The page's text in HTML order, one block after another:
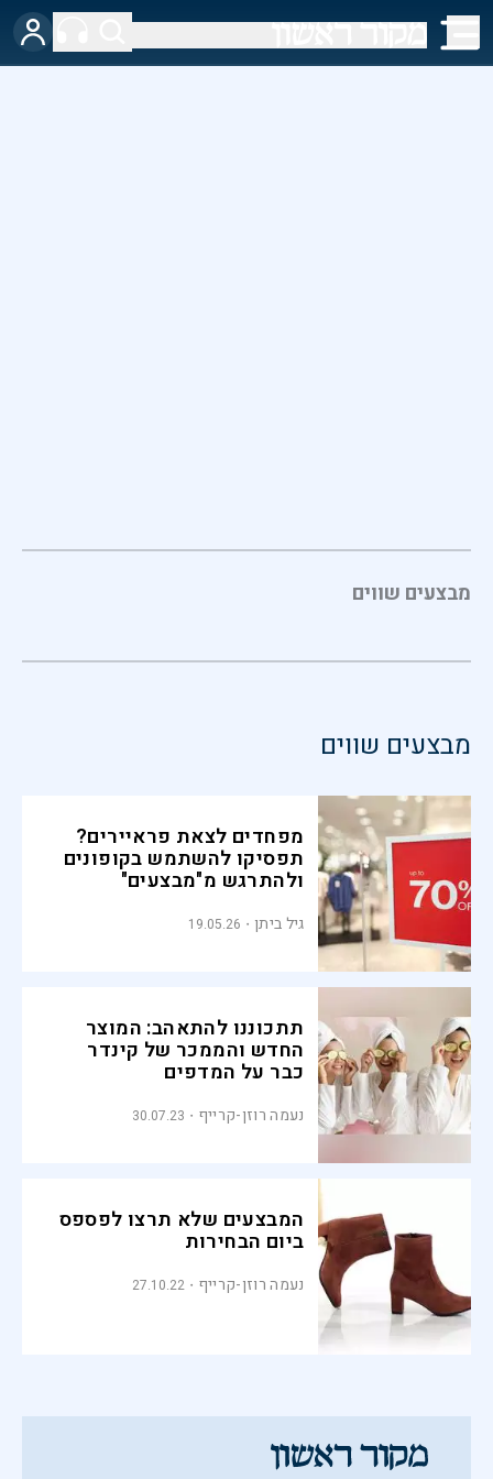
מבצעים שווים
מבצעים שווים
מפחדים לצאת פראיירים?
תפסיקו להשתמש בקופונים
ולהתרגש מ"מבצעים"
גיל ביתן 19.05.26
תתכוננו להתאהב: המוצר
החדש והממכר של קינדר
כבר על המדפים
נעמה רוזן-קרייף 30.07.23
המבצעים שלא תרצו לפספס
ביום הבחירות
נעמה רוזן-קרייף 27.10.22